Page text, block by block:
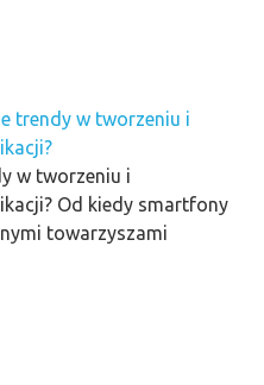
trendy w tworzeniu i
w tworzeniu i
Od kiedy smartfony
towarzyszami